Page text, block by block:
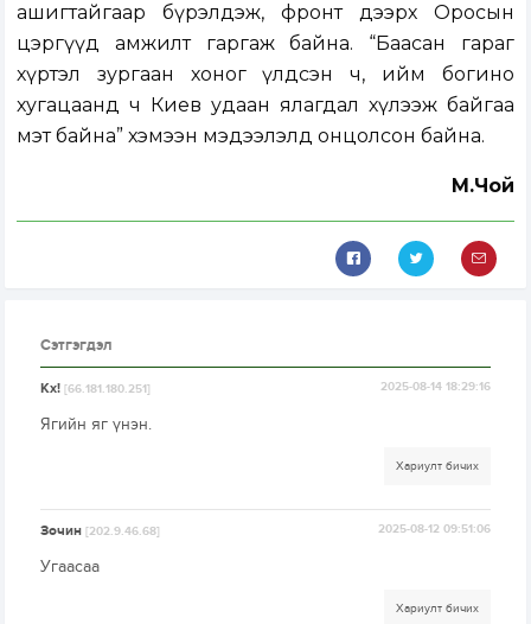
ашигтайгаар бүрэлдэж, фронт дээрх Оросын
цэргүүд амжилт гаргаж байна. “Баасан гараг
хүртэл зургаан хоног үлдсэн ч, ийм богино
хугацаанд ч Киев удаан ялагдал хүлээж байгаа
мэт байна” хэмээн мэдээлэлд онцолсон байна.
М.Чой
Сэтгэгдэл
Кх![66.181.180.251] 2025-08-14 18:29:16
Ягийн яг үнэн.
Хариулт бичих
Зочин[202.9.46.68] 2025-08-12 09:51:06
Угаасаа
Хариулт бичих